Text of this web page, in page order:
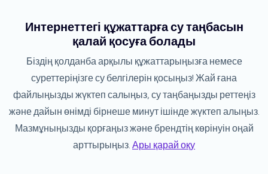
Интернеттегі құжаттарға су таңбасын
қалай қосуға болады
Біздің қолданба арқылы құжаттарыңызға немесе
суреттеріңізге су белгілерін қосыңыз! Жай ғана
файлыңызды жүктеп салыңыз, су таңбаңызды реттеңіз
және дайын өнімді бірнеше минут ішінде жүктеп алыңыз.
Мазмұныңызды қорғаңыз және брендтің көрінуін оңай
арттырыңыз.Ары қарай оқу